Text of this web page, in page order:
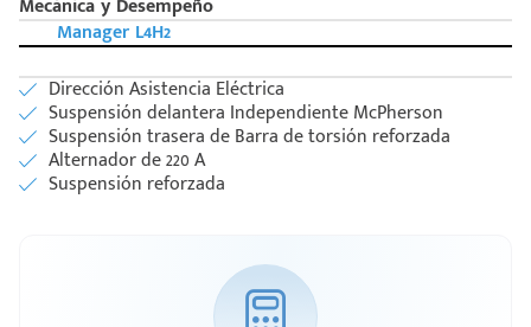
Mecánica y Desempeño
Manager L4H2
Dirección Asistencia Eléctrica
Suspensión delantera Independiente McPherson
Suspensión trasera de Barra de torsión reforzada
Alternador de 220 A
Suspensión reforzada